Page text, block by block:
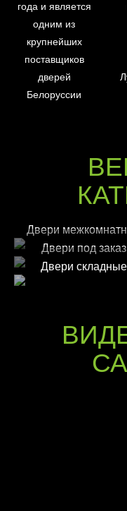
года и является
одним из
крупнейших
поставщиков
дверей
Белоруссии
Двери
Двери под заказ
Двери складные